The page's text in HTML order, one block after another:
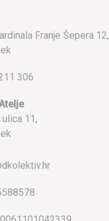
Franje Šepera 12,
306
11,